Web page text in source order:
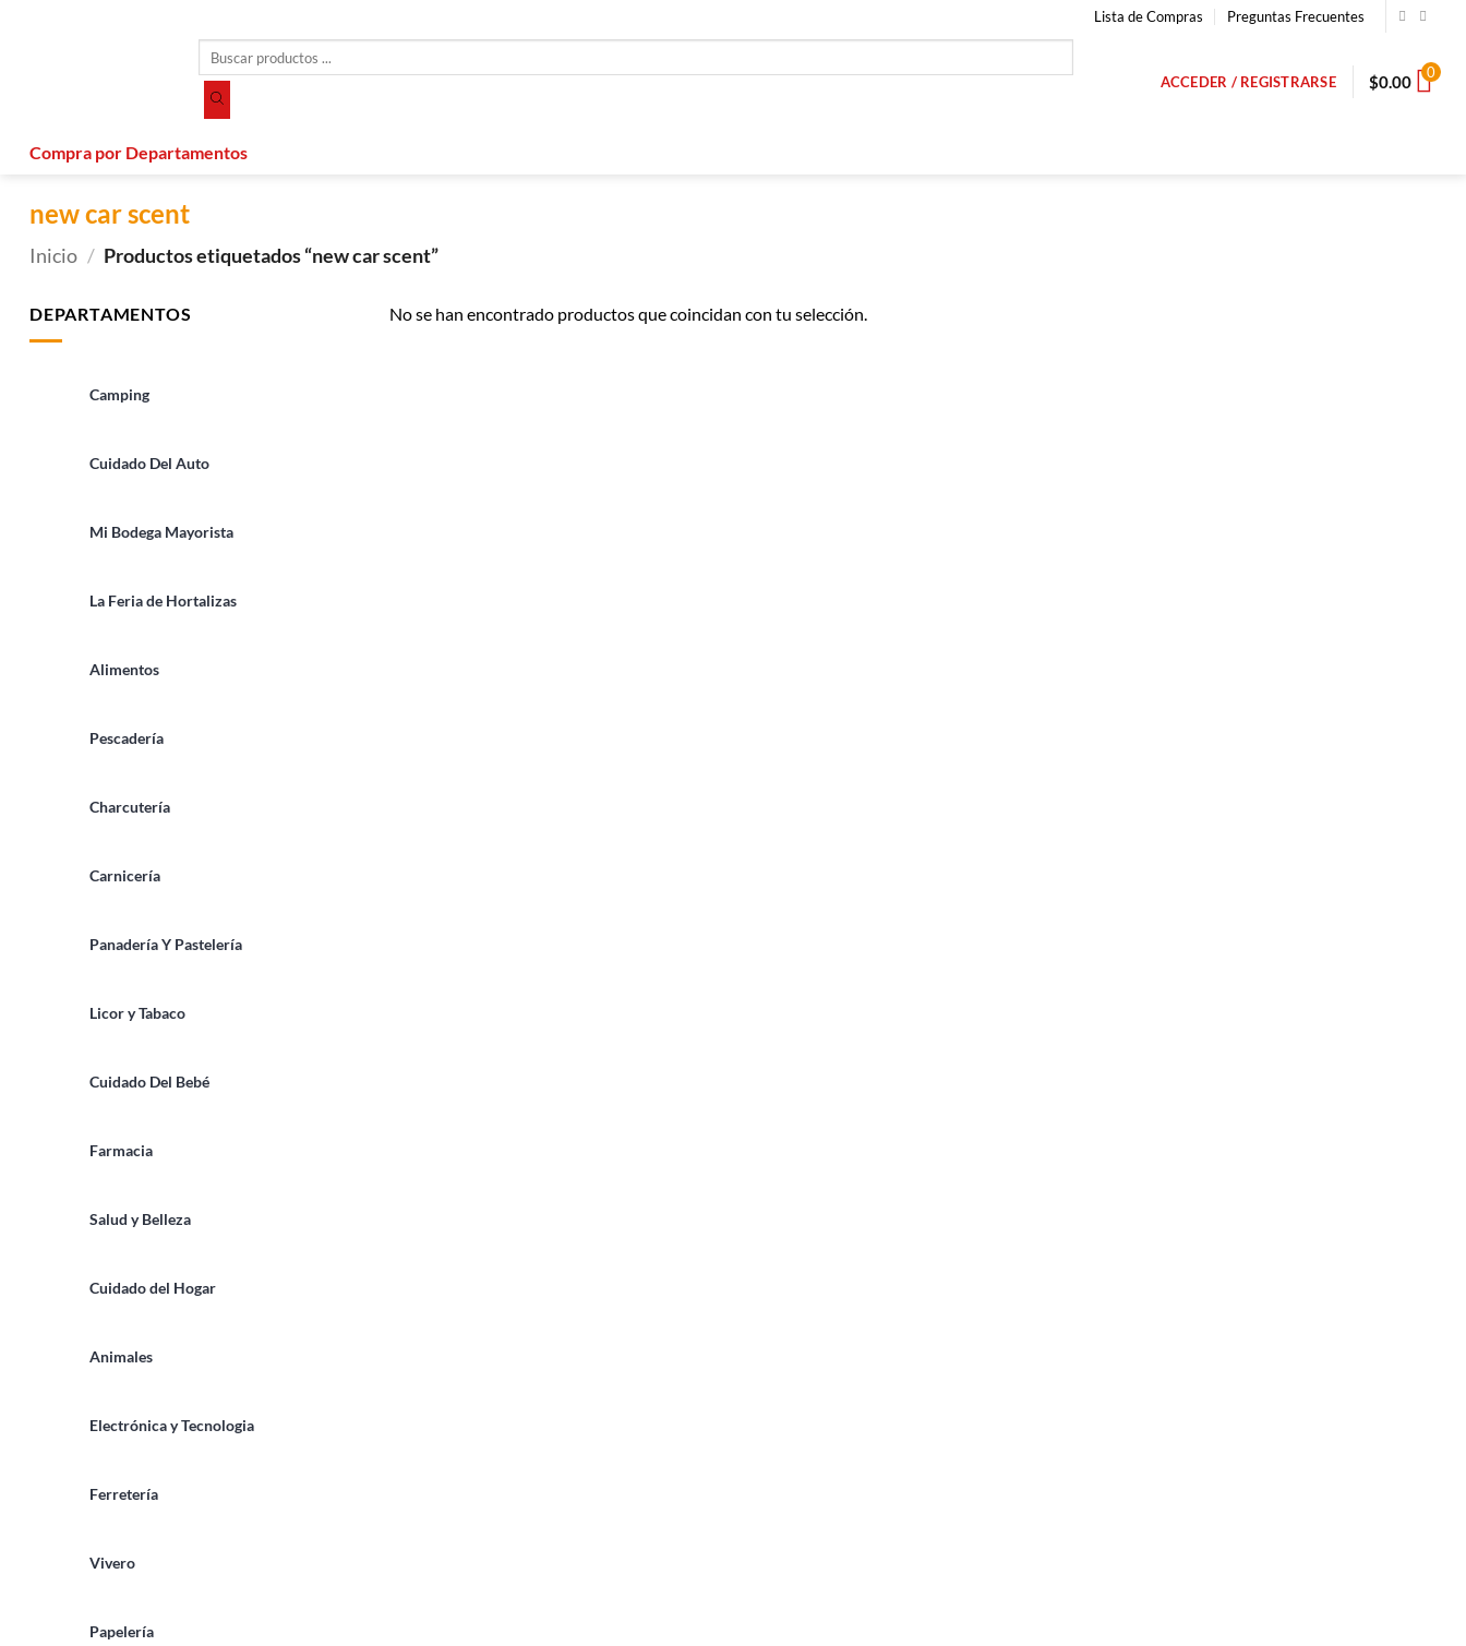
Lista de Compras Preguntas Frecuentes
productos
ACCEDER / REGISTRARSE $0.00 0
Compra por Departamentos
new car scent
Inicio / Productos etiquetados “new car scent”
DEPARTAMENTOS
Camping
Cuidado Del Auto
Mi Bodega Mayorista
La Feria de Hortalizas
Alimentos
Pescadería
Charcutería
Carnicería
Panadería Y Pastelería
Licor y Tabaco
Cuidado Del Bebé
Farmacia
Salud y Belleza
Cuidado del Hogar
Animales
Electrónica y Tecnologia
Ferretería
Vivero
Papelería
No se han encontrado productos que coincidan con tu selección.